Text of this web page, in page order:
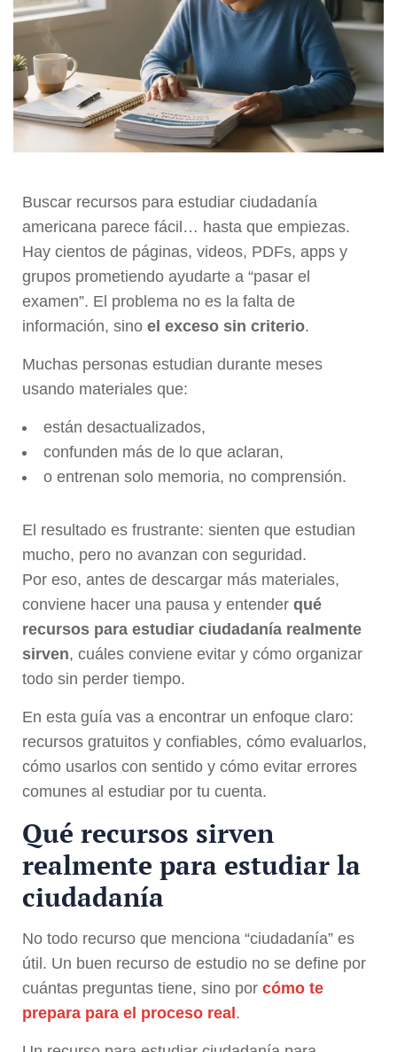
Buscar recursos para estudiar ciudadanía
americana parece fácil… hasta que empiezas.
Hay cientos de páginas, videos, PDFs, apps y
grupos prometiendo ayudarte a “pasar el
examen”. El problema no es la falta de
información, sino el exceso sin criterio.
Muchas personas estudian durante meses
usando materiales que:
están desactualizados,
confunden más de lo que aclaran,
o entrenan solo memoria, no comprensión.
El resultado es frustrante: sienten que estudian
mucho, pero no avanzan con seguridad.
Por eso, antes de descargar más materiales,
conviene hacer una pausa y entender qué
recursos para estudiar ciudadanía realmente
sirven, cuáles conviene evitar y cómo organizar
todo sin perder tiempo.
En esta guía vas a encontrar un enfoque claro:
recursos gratuitos y confiables, cómo evaluarlos,
cómo usarlos con sentido y cómo evitar errores
comunes al estudiar por tu cuenta.
Qué recursos sirven
realmente para estudiar la
ciudadanía
No todo recurso que menciona “ciudadanía” es
útil. Un buen recurso de estudio no se define por
cuántas preguntas tiene, sino por cómo te
prepara para el proceso real.